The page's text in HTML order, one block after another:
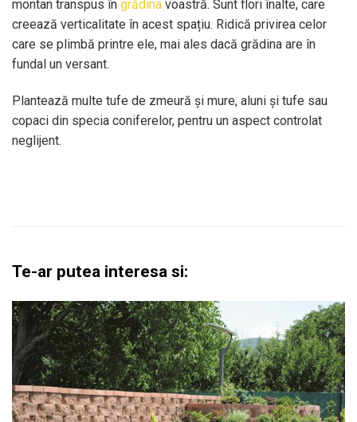
montan transpus în grădina voastră. Sunt flori înalte, care
creează verticalitate în acest spațiu. Ridică privirea celor
care se plimbă printre ele, mai ales dacă grădina are în
fundal un versant.
Plantează multe tufe de zmeură și mure, aluni și tufe sau
copaci din specia coniferelor, pentru un aspect controlat
neglijent.
Te-ar putea interesa si: